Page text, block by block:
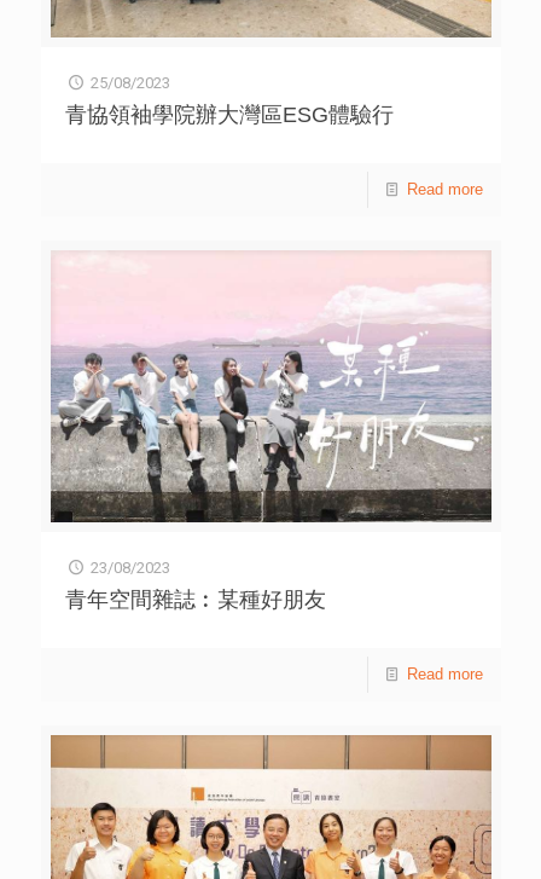
25/08/2023
青協領袖學院辦大灣區ESG體驗行
Read more
23/08/2023
青年空間雜誌︰某種好朋友
Read more